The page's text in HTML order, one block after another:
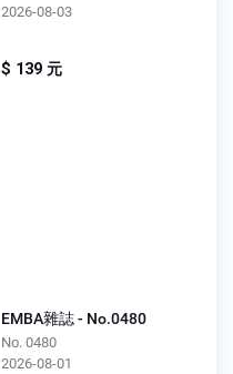
2026-08-03
$ 139 元
EMBA雜誌 - No.0480
No. 0480
2026-08-01